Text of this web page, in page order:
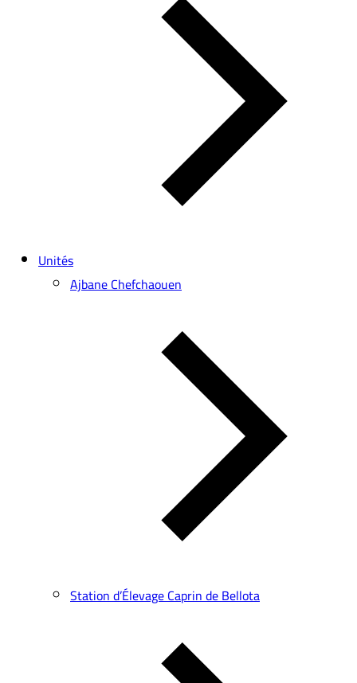
Unités
Ajbane Chefchaouen
Station d’Élevage Caprin de Bellota